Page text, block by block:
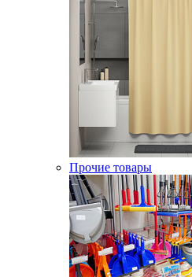
Прочие товары